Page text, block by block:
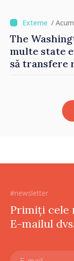
/
The
multe state
să transfere
#newsletter
Primiți cele
E-mailul